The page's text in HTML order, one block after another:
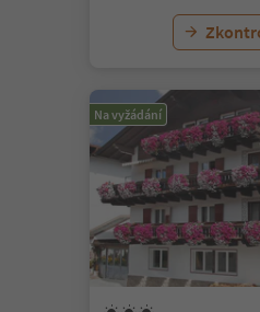
Na vyžádání